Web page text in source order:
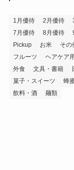
1月優待 2月優待
7月優待
8月優待
Pickup
お米 その
フルーツ
ヘアケア
外食
文具・書籍
菓子・スイーツ
蜂
飲料・酒
麺類